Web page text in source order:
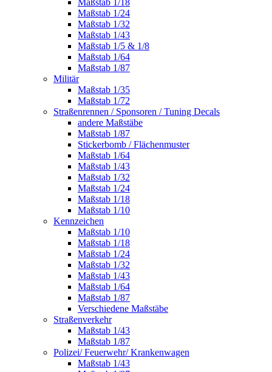
Maßstab 1/18
Maßstab 1/24
Maßstab 1/32
Maßstab 1/43
Maßstab 1/5 & 1/8
Maßstab 1/64
Maßstab 1/87
Militär
Maßstab 1/35
Maßstab 1/72
Straßenrennen / Sponsoren / Tuning Decals
andere Maßstäbe
Maßstab 1/87
Stickerbomb / Flächenmuster
Maßstab 1/64
Maßstab 1/43
Maßstab 1/32
Maßstab 1/24
Maßstab 1/18
Maßstab 1/10
Kennzeichen
Maßstab 1/10
Maßstab 1/18
Maßstab 1/24
Maßstab 1/32
Maßstab 1/43
Maßstab 1/64
Maßstab 1/87
Verschiedene Maßstäbe
Straßenverkehr
Maßstab 1/43
Maßstab 1/87
Polizei/ Feuerwehr/ Krankenwagen
Maßstab 1/43